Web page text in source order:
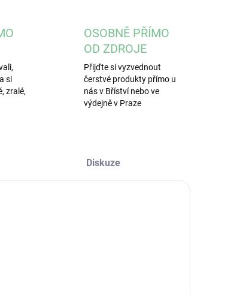
si
zralé,
OSOBNĚ PŘÍMO
OD ZDROJE
Přijďte si vyzvednout
čerstvé produkty přímo u
nás v Bříství nebo ve
výdejně v Praze
Diskuze